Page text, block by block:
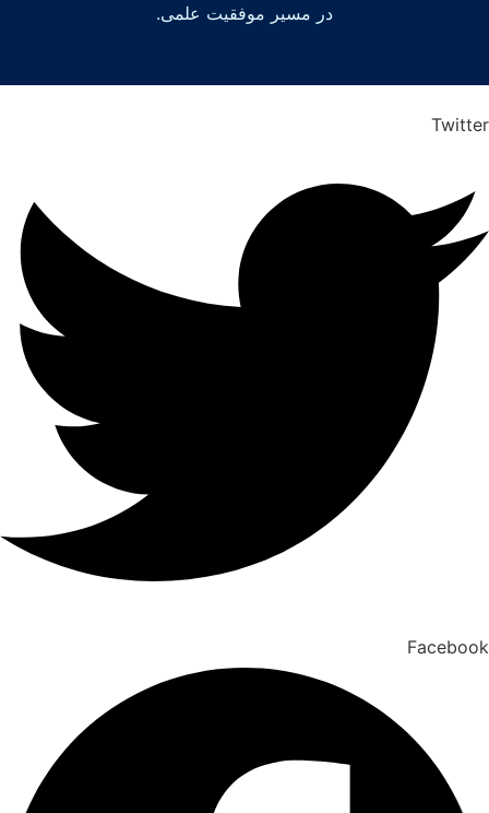
در مسیر موفقیت علمی.
Twitter
Facebook